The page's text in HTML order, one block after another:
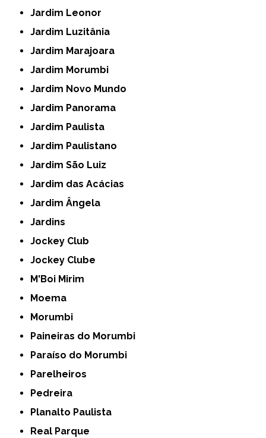
Jardim Leonor
Jardim Luzitânia
Jardim Marajoara
Jardim Morumbi
Jardim Novo Mundo
Jardim Panorama
Jardim Paulista
Jardim Paulistano
Jardim São Luiz
Jardim das Acácias
Jardim Ângela
Jardins
Jockey Club
Jockey Clube
M'Boi Mirim
Moema
Morumbi
Paineiras do Morumbi
Paraíso do Morumbi
Parelheiros
Pedreira
Planalto Paulista
Real Parque